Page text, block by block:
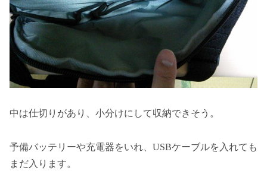
中は仕切りがあり、小分けにして収納できそう。
予備バッテリーや充電器をいれ、USBケーブルを入れても
まだ入ります。